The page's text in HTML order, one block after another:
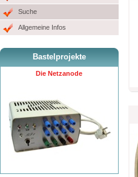
Suche
Allgemeine Infos
Bastelprojekte
Die Netzanode